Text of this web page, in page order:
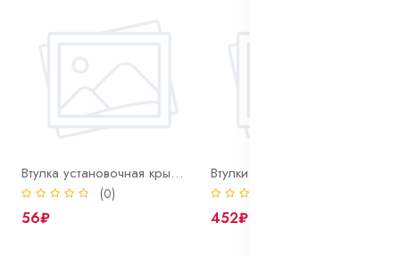
Втулка установочная крышки цепи 406 ф11,5х11,5
(0)
56₽ 452₽